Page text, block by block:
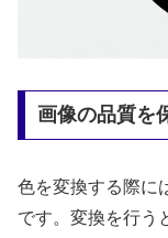
画像の品質を
色を変換する際に
です。変換を行う